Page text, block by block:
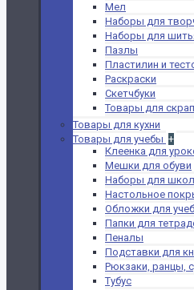
Мел
Наборы для
Наборы для
Пазлы
Пластилин и
Раскраски
Скетчбуки
Товары для
Товары для кухни
Товары для учебы +
Клеенка для
Мешки для обуви
Наборы для
Настольное
Обложки для
Папки для
Пеналы
Подставки для
Рюкзаки, ранцы,
Тубус